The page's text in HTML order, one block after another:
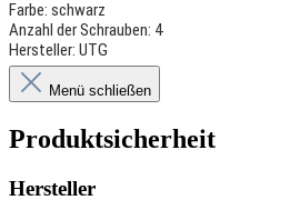
Farbe: schwarz
Anzahl der Schrauben: 4
Hersteller: UTG
Menü schließen
Produktsicherheit
Hersteller